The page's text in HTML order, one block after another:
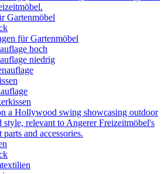
Gartenmöbel
für Gartenmöbel
hoch
niedrig